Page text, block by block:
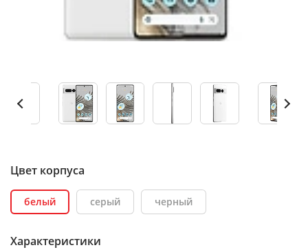
Цвет корпуса
белый серый черный
Характеристики